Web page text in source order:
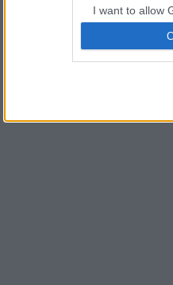
I want to allow
I want to allow
authentication